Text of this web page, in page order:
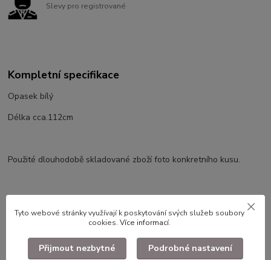
Slevy pro registrované
Kompletní specifikace
Opasek bílý
Délka cca.112cm
Použité dlouhodobě skladované zboží foto konkretního kusu.
ČSLA
Tyto webové stránky využívají k poskytování svých služeb soubory
cookies. Více informací.
Přijmout nezbytné Podrobné nastavení